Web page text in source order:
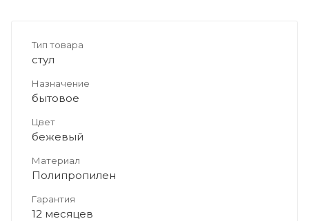
Тип товара
стул
Назначение
бытовое
Цвет
бежевый
Материал
Полипропилен
Гарантия
12 месяцев